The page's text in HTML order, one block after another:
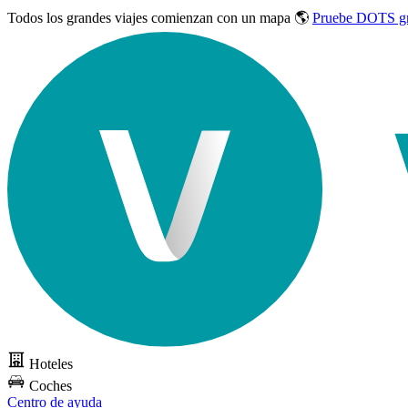
Todos los grandes viajes comienzan con un mapa 🌎 Pruebe DOTS
Hoteles
Coches
Centro de ayuda